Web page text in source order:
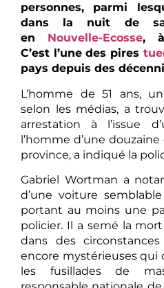
personnes, parmi
dans la nuit de
en Nouvelle-Ecosse,
C’est l’une des pires
pays depuis des
L’homme de 51 ans,
selon les médias, a
arrestation à l’issue
l’homme d’une
province, a indiqué la
Gabriel Wortman a
d’une voiture
portant au moins une
policier. Il a semé la
dans des
encore mystérieuses qui
les fusillades de